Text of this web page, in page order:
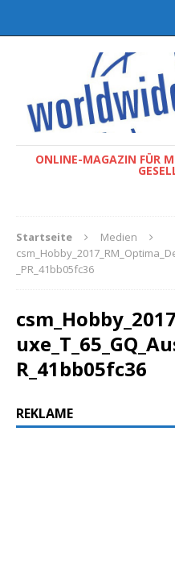
ONLINE-MAGAZIN FÜR
Startseite
Medien
_PR_41bb05fc36
R_41bb05fc36
REKLAME